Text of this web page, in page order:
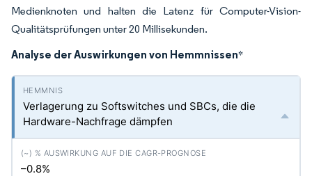
Medienknoten und halten die Latenz für Computer-Vision-
Qualitätsprüfungen unter 20 Millisekunden.
Analyse der Auswirkungen von Hemmnissen*
Verlagerung zu Softswitches und SBCs, die die
Hardware-Nachfrage dämpfen
–0.8%